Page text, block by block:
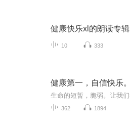
健康快乐xl的朗读专辑
10 333
健康第一，自信快乐。
362 1894